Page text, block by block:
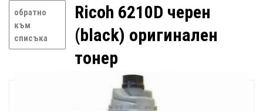
обратно
към
списъка
Ricoh 6210D черен
(black) оригинален
тонер